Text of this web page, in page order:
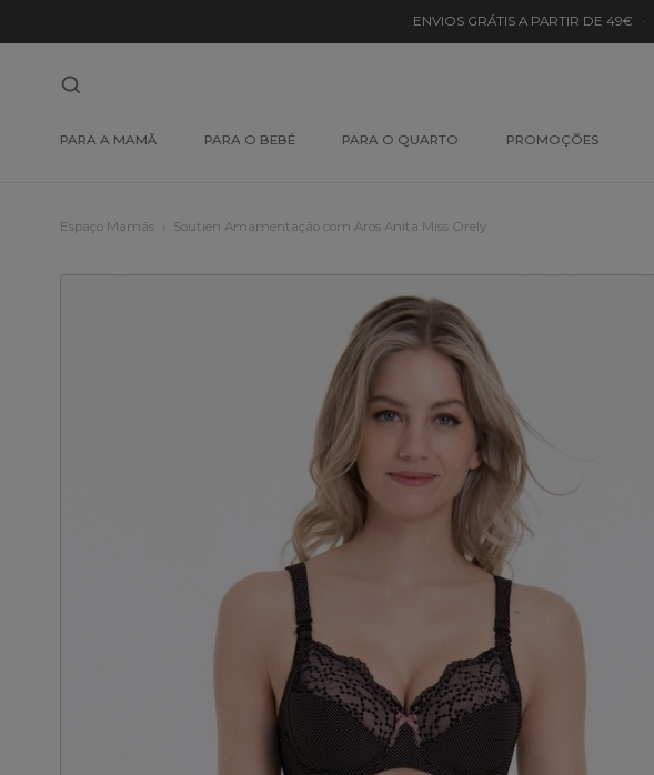
ENVIOS GRÁTIS A PARTIR DE 49€ ·
PARA A MAMÃ PARA O BEBÉ PARA O QUARTO PROMOÇÕES
Espaço Mamãs Soutien Amamentação com Aros Anita Miss Orely